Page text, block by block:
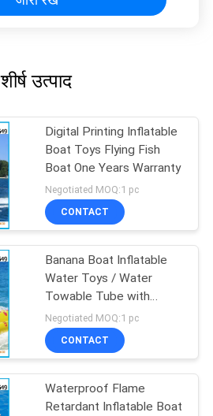
शीर्ष उत्पाद
Digital Printing Inflatable
Boat Toys Flying Fish
Boat One Years Warranty
Negotiated MOQ:1 pc
CONTACT
Banana Boat Inflatable
Water Toys / Water
Towable Tube with
Customized Size
Negotiated MOQ:1 pc
CONTACT
Waterproof Flame
Retardant Inflatable Boat